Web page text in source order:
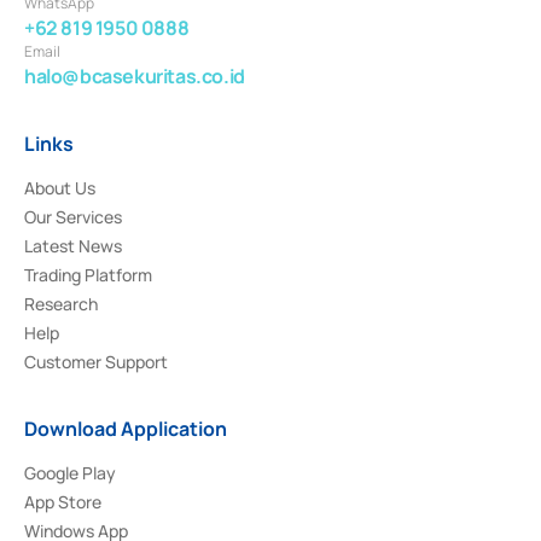
+62 819 1950 0888
Email
halo@bcasekuritas.co.id
Links
About Us
Our Services
Latest News
Trading Platform
Research
Help
Customer Support
Download Application
Google Play
App Store
Windows App